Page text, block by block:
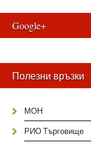
Google+
Полезни връзки
МОН
РИО Търговище